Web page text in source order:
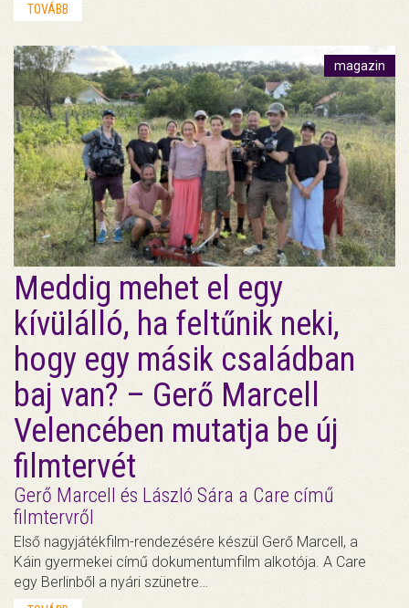
TOVÁBB
magazin
Meddig mehet el egy
kívülálló, ha feltűnik neki,
hogy egy másik családban
baj van? – Gerő Marcell
Velencében mutatja be új
filmtervét
Gerő Marcell és László Sára a Care című
filmtervről
Első nagyjátékfilm-rendezésére készül Gerő Marcell, a
Káin gyermekei című dokumentumfilm alkotója. A Care
egy Berlinből a nyári szünetre…